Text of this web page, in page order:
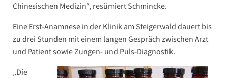
Chinesischen Medizin“, resümiert Schmincke.
Eine Erst-Anamnese in der Klinik am Steigerwald dauert bis
zu drei Stunden mit einem langen Gespräch zwischen Arzt
und Patient sowie Zungen- und Puls-Diagnostik.
„Die